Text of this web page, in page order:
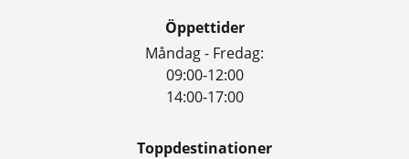
Öppettider
Måndag - Fredag:
09:00-12:00
14:00-17:00
Toppdestinationer